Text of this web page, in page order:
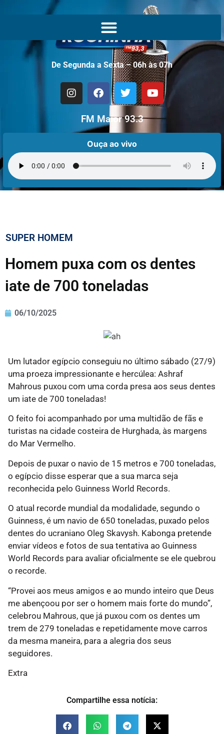
De Segunda a Sexta – 06h às 07h
FM Maior 93.3
Ouça ao vivo
SUPER HOMEM
Homem puxa com os dentes
iate de 700 toneladas
06/10/2025
Um lutador egípcio conseguiu no último sábado (27/9)
uma proeza impressionante e hercúlea: Ashraf
Mahrous puxou com uma corda presa aos seus dentes
um iate de 700 toneladas!
O feito foi acompanhado por uma multidão de fãs e
turistas na cidade costeira de Hurghada, às margens
do Mar Vermelho.
Depois de puxar o navio de 15 metros e 700 toneladas,
o egípcio disse esperar que a sua marca seja
reconhecida pelo Guinness World Records.
O atual recorde mundial da modalidade, segundo o
Guinness, é um navio de 650 toneladas, puxado pelos
dentes do ucraniano Oleg Skavysh. Kabonga pretende
enviar vídeos e fotos de sua tentativa ao Guinness
World Records para avaliar oficialmente se ele quebrou
o recorde.
“Provei aos meus amigos e ao mundo inteiro que Deus
me abençoou por ser o homem mais forte do mundo”,
celebrou Mahrous, que já puxou com os dentes um
trem de 279 toneladas e repetidamente move carros
da mesma maneira, para a alegria dos seus
seguidores.
Extra
Compartilhe essa notícia: